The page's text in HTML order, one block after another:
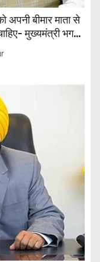
अपनी बीमार माता से
मुख्यमंत्री भगवंत